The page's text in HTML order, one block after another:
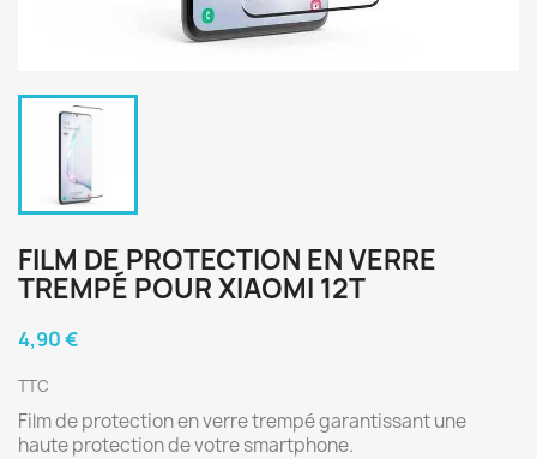
FILM DE PROTECTION EN VERRE
TREMPÉ POUR XIAOMI 12T
4,90 €
TTC
Film de protection en verre trempé garantissant une
haute protection de votre smartphone.